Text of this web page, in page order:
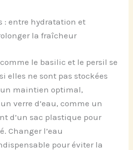
: entre hydratation et
la fraîcheur
le basilic et le persil se
elles ne sont pas stockées
maintien optimal,
verre d’eau, comme un
d’un sac plastique pour
Changer l’eau
pour éviter la